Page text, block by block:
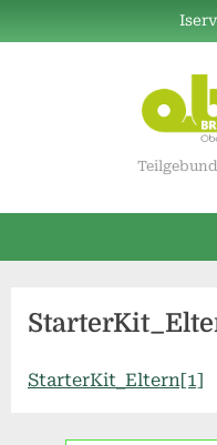
to
Iserv
StarterKit_Eltern[1]